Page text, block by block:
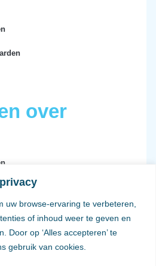
uw browse-ervaring te verbeteren,
of inhoud weer te geven en
Door op ‘Alles accepteren’ te
gebruik van cookies.
over